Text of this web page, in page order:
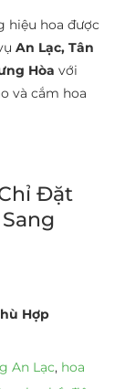
hiệu hoa được
An Lạc, Tân
Hòa với
và cắm hoa
Đặt
Hợp
An Lạc, hoa